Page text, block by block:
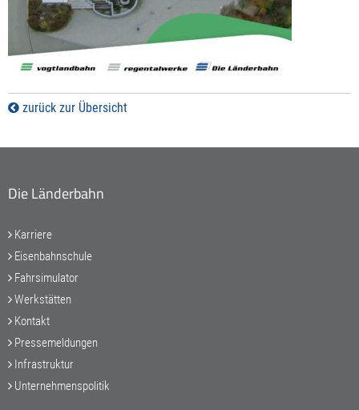
zurück zur Übersicht
Die Länderbahn
Karriere
Eisenbahnschule
Fahrsimulator
Werkstätten
Kontakt
Pressemeldungen
Infrastruktur
Unternehmenspolitik